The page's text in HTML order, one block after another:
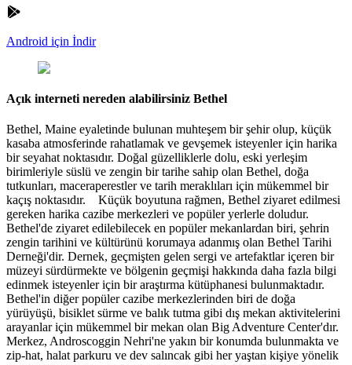
Android için İndir
Açık interneti nereden alabilirsiniz Bethel
Bethel, Maine eyaletinde bulunan muhteşem bir şehir olup, küçük
kasaba atmosferinde rahatlamak ve gevşemek isteyenler için harika
bir seyahat noktasıdır. Doğal güzelliklerle dolu, eski yerleşim
birimleriyle süslü ve zengin bir tarihe sahip olan Bethel, doğa
tutkunları, maceraperestler ve tarih meraklıları için mükemmel bir
kaçış noktasıdır. Küçük boyutuna rağmen, Bethel ziyaret edilmesi
gereken harika cazibe merkezleri ve popüler yerlerle doludur.
Bethel'de ziyaret edilebilecek en popüler mekanlardan biri, şehrin
zengin tarihini ve kültürünü korumaya adanmış olan Bethel Tarihi
Derneği'dir. Dernek, geçmişten gelen sergi ve artefaktlar içeren bir
müzeyi sürdürmekte ve bölgenin geçmişi hakkında daha fazla bilgi
edinmek isteyenler için bir araştırma kütüphanesi bulunmaktadır.
Bethel'in diğer popüler cazibe merkezlerinden biri de doğa
yürüyüşü, bisiklet sürme ve balık tutma gibi dış mekan aktivitelerini
arayanlar için mükemmel bir mekan olan Big Adventure Center'dır.
Merkez, Androscoggin Nehri'ne yakın bir konumda bulunmakta ve
zip-hat, halat parkuru ve dev salıncak gibi her yaştan kişiye yönelik